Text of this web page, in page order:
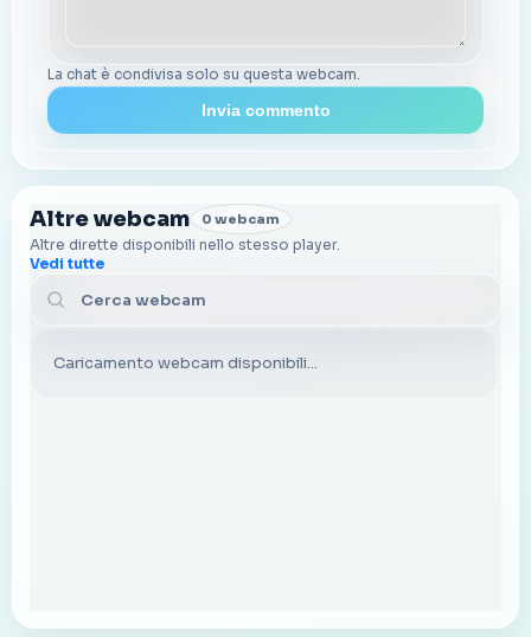
La chat è condivisa solo su questa webcam.
Invia commento
Altre webcam 0 webcam
Altre dirette disponibili nello stesso player.
Vedi tutte
Caricamento webcam disponibili...